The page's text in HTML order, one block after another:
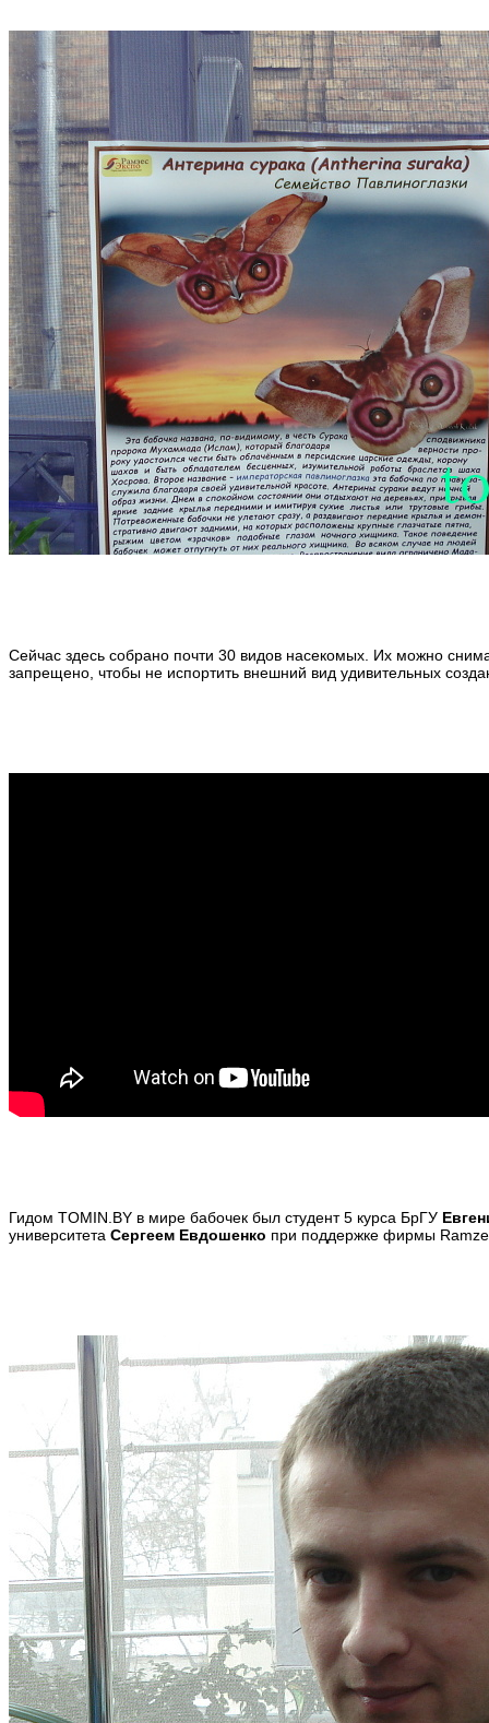
Сейчас здесь собрано почти 30 видов насекомых. Их можно
запрещено, чтобы не испортить внешний вид удивительных
Гидом TOMIN.BY в мире бабочек был студент 5 курса БрГУ
университета Сергеем Евдошенко при поддержке фирмы